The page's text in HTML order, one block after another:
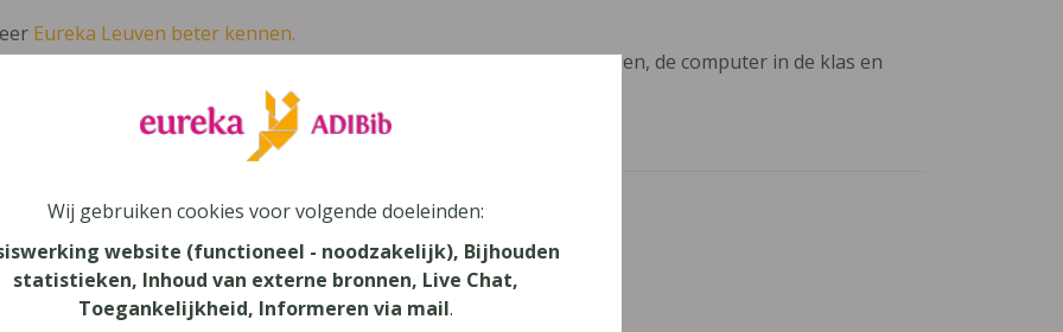
Eureka Leuven beter kennen.
leven in je talent'en lees meer over thema's als redelijke aanpassingen, de computer in de klas en
wiskanjers (editie 2018) correctiesleutel 4
Wij gebruiken cookies voor volgende doeleinden:
website (functioneel - noodzakelijk), Bijhouden
statistieken, Inhoud van externe bronnen, Live Chat,
Toegankelijkheid, Informeren via mail.